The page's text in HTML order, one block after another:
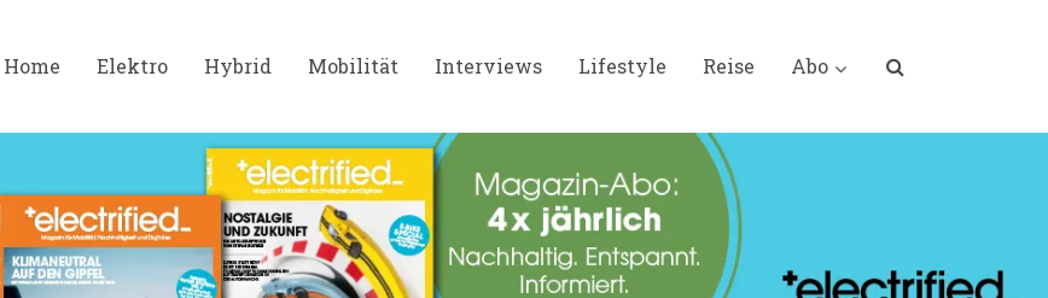
Home Elektro Hybrid Mobilität Interviews Lifestyle Reise Abo